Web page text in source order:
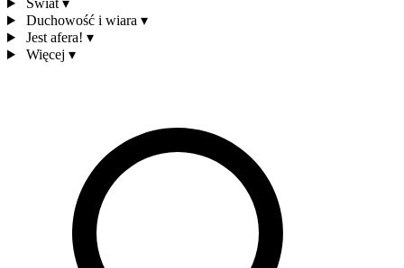
Świat ▾
Duchowość i wiara ▾
Jest afera! ▾
Więcej ▾